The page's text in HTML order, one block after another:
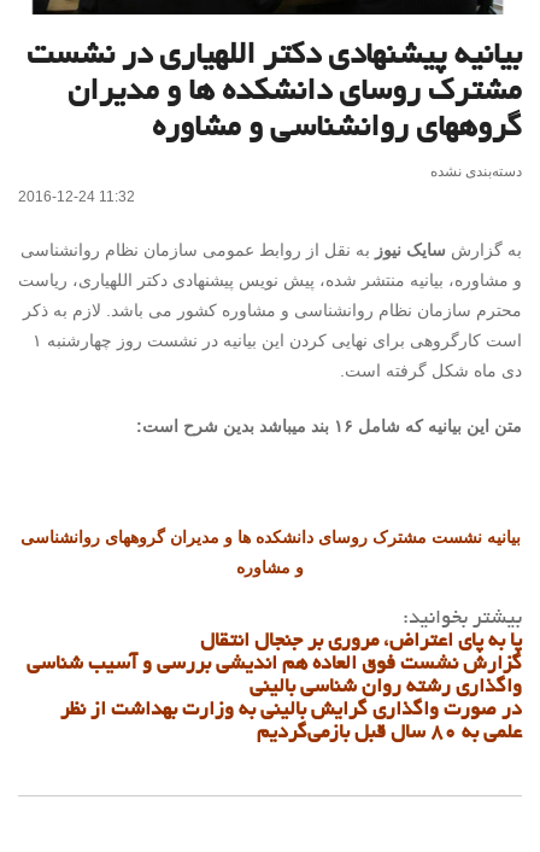
بیانیه پیشنهادی دکتر اللهیاری در نشست
مشترک روسای دانشکده ها و مدیران
گروههای روانشناسی و مشاوره
دسته‌بندی نشده
2016-12-24 11:32
به گزارش سایک نیوز به نقل از روابط عمومی سازمان نظام روانشناسی
و مشاوره، بیانیه منتشر شده، پیش نویس پیشنهادی دکتر اللهیاری، ریاست
محترم سازمان نظام روانشناسی و مشاوره کشور می باشد. لازم به ذکر
است کارگروهی برای نهایی کردن این بیانیه در نشست روز چهارشنبه ۱
دی ماه شکل گرفته است.
متن این بیانیه که شامل ۱۶ بند میباشد بدین شرح است:
بیانیه نشست مشترک روسای دانشکده ها و مدیران گروههای روانشناسی
و مشاوره
بیشتر بخوانید:
پا به پای اعتراض، مروری بر جنجال انتقال
گزارش نشست فوق العاده هم اندیشی بررسی و آسیب شناسی
واگذاری رشته روان شناسی بالینی
در صورت واگذاری گرایش بالینی به وزارت بهداشت از نظر
علمی به ۸۰ سال قبل بازمی‌گردیم